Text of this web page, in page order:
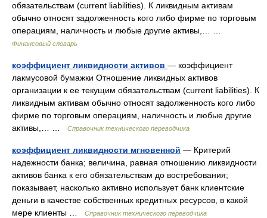
обязательствам (current liabilities). К ликвидным активам
обычно относят задолженность кого либо фирме по торговым
операциям, наличность и любые другие активы,… …
Финансовый словарь
коэффициент ликвидности активов — коэффициент
лакмусовой бумажки Отношение ликвидных активов
организации к ее текущим обязательствам (current liabilities). К
ликвидным активам обычно относят задолженность кого либо
фирме по торговым операциям, наличность и любые другие
активы,… …
Справочник технического переводчика
коэффициент ликвидности мгновенной — Критерий
надежности банка; величина, равная отношению ликвидности
активов банка к его обязательствам до востребования;
показывает, насколько активно использует банк клиентские
деньги в качестве собственных кредитных ресурсов, в какой
мере клиенты …
Справочник технического переводчика